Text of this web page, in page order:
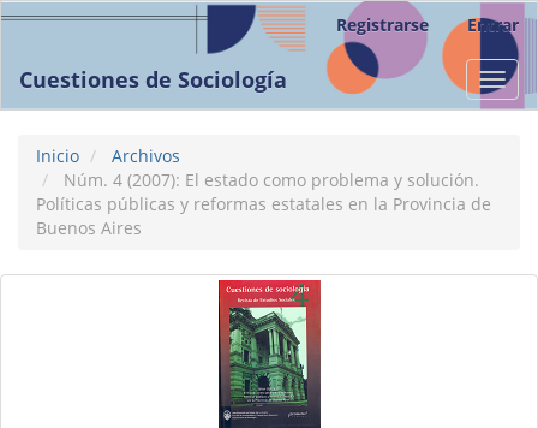
Navegación
principal
Barra
Registrarse Entrar
Cuestiones de Sociología
Inicio
Archivos
Núm. 4 (2007): El estado como problema y solución.
Polí­ticas públicas y reformas estatales en la Provincia de
Buenos Aires